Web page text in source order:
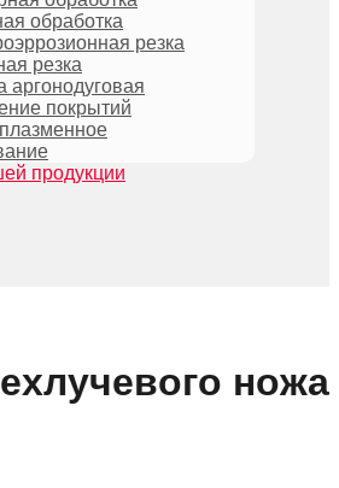
обработка
резка
резка
аргонодуговая
покрытий
продукции
ножа